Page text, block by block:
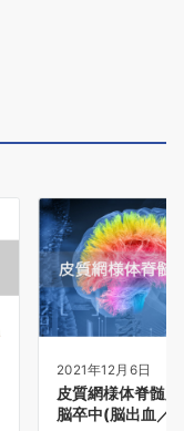
2021年12月6日
皮質網様体脊髄
脳卒中(脳出血／